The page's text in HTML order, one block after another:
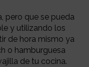
pero que se pueda
y utilizando los
de hora mismo ya
o hamburguesa
de tu cocina.